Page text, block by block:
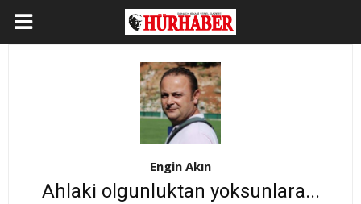
Engin Akın
Ahlaki olgunluktan yoksunlara...